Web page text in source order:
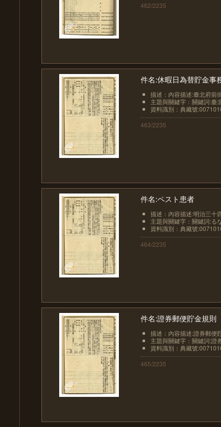
462/2235
件名:休暇日為替貯金事
描述：內容描述:臺北府前
主題與關鍵字：關鍵詞:臺
資料識別：典藏號
463/2235
件名:ペスト患者
描述：內容描述:明治三十
主題與關鍵字：關鍵詞:る
資料識別：典藏號
464/2235
件名:證券郵便貯金規則
描述：內容描述:證券郵便
主題與關鍵字：關鍵詞:證
資料識別：典藏號
465/2235